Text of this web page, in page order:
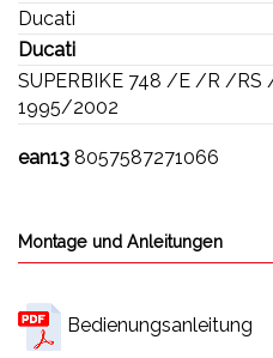
Ducati
Ducati
SUPERBIKE 748 /E /R /RS
1995/2002
ean13 8057587271066
Montage und Anleitungen
Bedienungsanleitung